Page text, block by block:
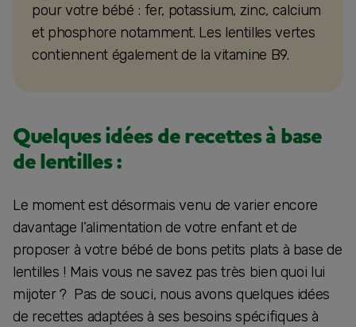
pour votre bébé : fer, potassium, zinc, calcium
et phosphore notamment. Les lentilles vertes
contiennent également de la vitamine B9.
Quelques idées de recettes à base
de lentilles :
Le moment est désormais venu de varier encore
davantage l’alimentation de votre enfant et de
proposer à votre bébé de bons petits plats à base de
lentilles ! Mais vous ne savez pas très bien quoi lui
mijoter ? Pas de souci, nous avons quelques idées
de recettes adaptées à ses besoins spécifiques à